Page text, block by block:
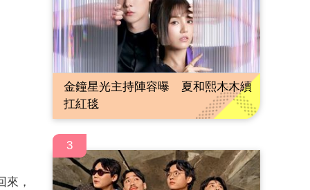
，
金鐘星光主持陣容曝 夏和熙木木續
扛紅毯
3